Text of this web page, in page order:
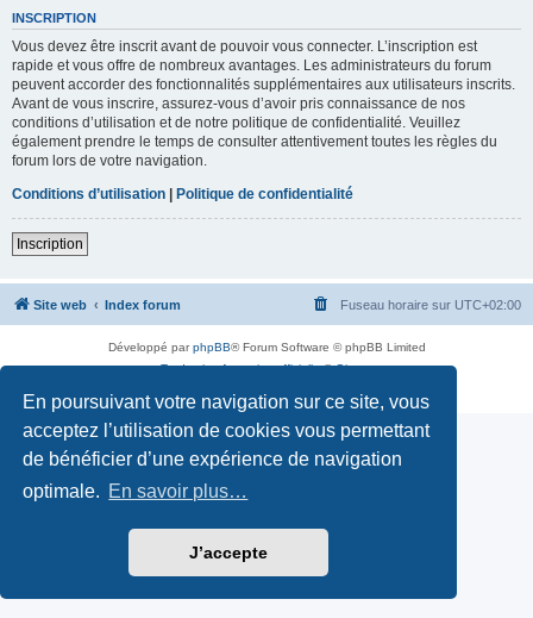
En poursuivant votre navigation sur ce site, vous
acceptez l’utilisation de cookies vous permettant
de bénéficier d’une expérience de navigation
optimale. En savoir plus…
J’accepte
INSCRIPTION
Vous devez être inscrit avant de pouvoir vous connecter. L’inscription est
rapide et vous offre de nombreux avantages. Les administrateurs du forum
peuvent accorder des fonctionnalités supplémentaires aux utilisateurs inscrits.
Avant de vous inscrire, assurez-vous d’avoir pris connaissance de nos
conditions d’utilisation et de notre politique de confidentialité. Veuillez
également prendre le temps de consulter attentivement toutes les règles du
forum lors de votre navigation.
Conditions d’utilisation | Politique de confidentialité
Inscription
Site web Index forum Fuseau horaire sur UTC+02:00
Développé parphpBB® Forum Software © phpBB Limited
Traduction française officielle©Qiaeru